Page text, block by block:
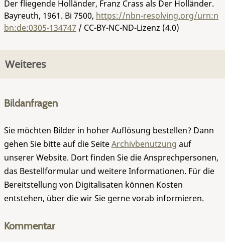
Der fliegende Holländer, Franz Crass als Der Holländer.
Bayreuth, 1961. Bi 7500, https://nbn-resolving.org/urn:n
bn:de:0305-134747 / CC-BY-NC-ND-Lizenz (4.0)
Weiteres
Bildanfragen
Sie möchten Bilder in hoher Auflösung bestellen? Dann
gehen Sie bitte auf die SeiteArchivbenutzung auf
unserer Website. Dort finden Sie die Ansprechpersonen,
das Bestellformular und weitere Informationen. Für die
Bereitstellung von Digitalisaten können Kosten
entstehen, über die wir Sie gerne vorab informieren.
Kommentar